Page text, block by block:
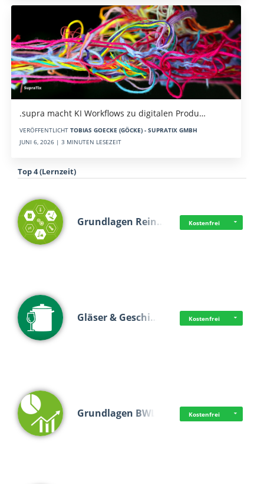
.supra macht KI Workflows zu digitalen Produ…
VERÖFFENTLICHT TOBIAS GOECKE (GÖCKE) - SUPRATIX GMBH
JUNI 6, 2026 | 3 MINUTEN LESEZEIT
Top 4 (Lernzeit)
Grundlagen Rein… Kostenfrei
Gläser & Geschi… Kostenfrei
Grundlagen BWL Kostenfrei